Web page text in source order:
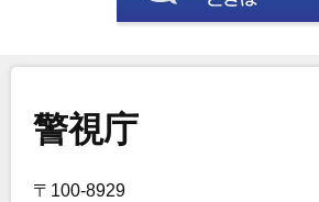
警視庁
〒100-8929